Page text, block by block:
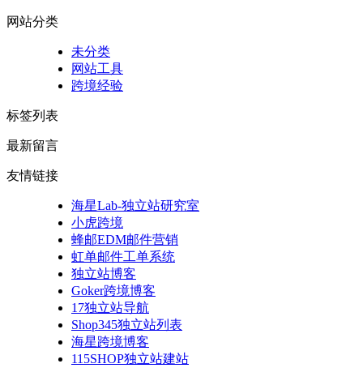
网站分类
未分类
网站工具
跨境经验
标签列表
最新留言
友情链接
海星Lab-独立站研究室
小虎跨境
蜂邮EDM邮件营销
虹单邮件工单系统
独立站博客
Goker跨境博客
17独立站导航
Shop345独立站列表
海星跨境博客
115SHOP独立站建站